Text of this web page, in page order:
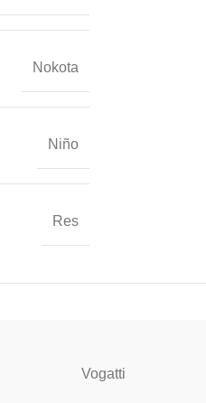
Nokota
Niño
Res
Vogatti